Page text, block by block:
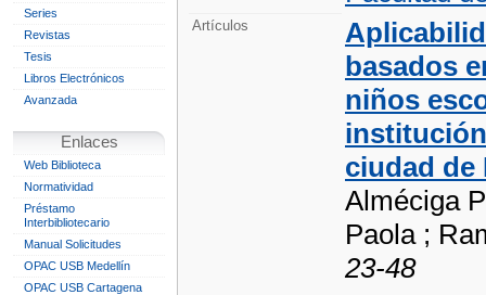
Series
Revistas
Tesis
Libros Electrónicos
Avanzada
Enlaces
Web Biblioteca
Normatividad
Préstamo
Interbibliotecario
Manual Solicitudes
OPAC USB Medellín
OPAC USB Cartagena
Artículos
basados
niños
ciudad de
Alméciga
Paola ;
23-48